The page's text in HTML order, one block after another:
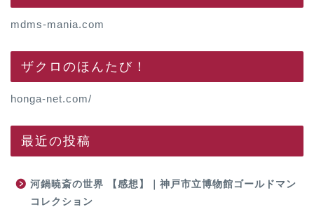
mdms-mania.com
ザクロのほんたび！
honga-net.com/
最近の投稿
河鍋暁斎の世界 【感想】｜神戸市立博物館ゴールドマン
コレクション